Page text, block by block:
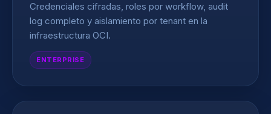
Credenciales cifradas, roles por workflow, audit
log completo y aislamiento por tenant en la
infraestructura OCI.
ENTERPRISE